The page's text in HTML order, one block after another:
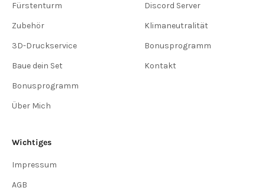
Fürstenturm
Zubehör
3D-Druckservice
Baue dein Set
Bonusprogramm
Über Mich
Discord Server
Klimaneutralität
Bonusprogramm
Kontakt
Wichtiges
Impressum
AGB